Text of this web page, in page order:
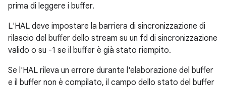
prima di leggere i buffer.
L'HAL deve impostare la barriera di sincronizzazione di
rilascio del buffer dello stream su un fd di sincronizzazione
valido o su -1 se il buffer è già stato riempito.
Se l'HAL rileva un errore durante l'elaborazione del buffer
e il buffer non è compilato, il campo dello stato del buffer